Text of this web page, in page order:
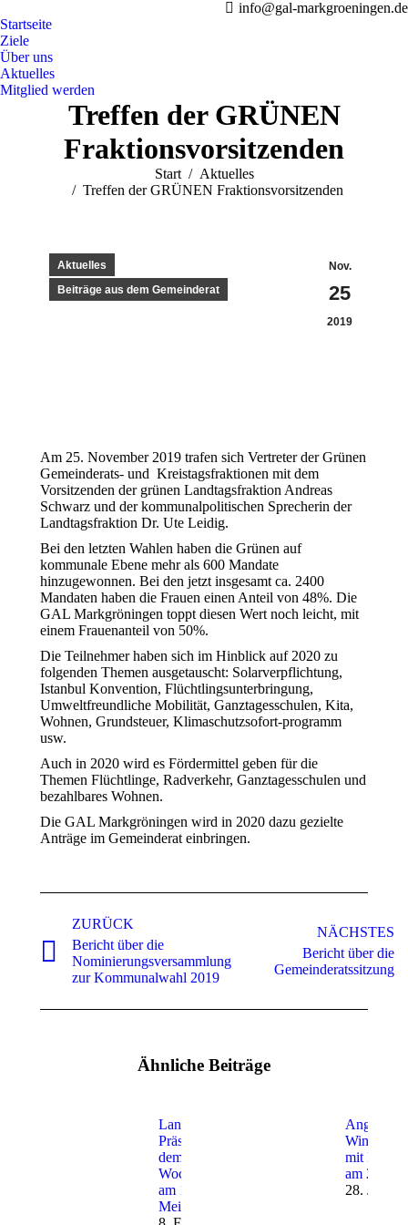
info@gal-markgroeningen.de
Startseite
Ziele
Über uns
Aktuelles
Mitglied werden
Treffen der GRÜNEN
Fraktionsvorsitzenden
Sie befinden sich hier:Start
Aktuelles
Treffen der GRÜNEN Fraktionsvorsitzenden
Nov.
25
2019
Aktuelles
Beiträge aus dem Gemeinderat
Am 25. November 2019 trafen sich Vertreter der Grünen
Gemeinderats- und Kreistagsfraktionen mit dem
Vorsitzenden der grünen Landtagsfraktion Andreas
Schwarz und der kommunalpolitischen Sprecherin der
Landtagsfraktion Dr. Ute Leidig.
Bei den letzten Wahlen haben die Grünen auf
kommunale Ebene mehr als 600 Mandate
hinzugewonnen. Bei den jetzt insgesamt ca. 2400
Mandaten haben die Frauen einen Anteil von 48%. Die
GAL Markgröningen toppt diesen Wert noch leicht, mit
einem Frauenanteil von 50%.
Die Teilnehmer haben sich im Hinblick auf 2020 zu
folgenden Themen ausgetauscht: Solarverpflichtung,
Istanbul Konvention, Flüchtlingsunterbringung,
Umweltfreundliche Mobilität, Ganztagesschulen, Kita,
Wohnen, Grundsteuer, Klimaschutzsofort-programm
usw.
Auch in 2020 wird es Fördermittel geben für die
Themen Flüchtlinge, Radverkehr, Ganztagesschulen und
bezahlbares Wohnen.
Die GAL Markgröningen wird in 2020 dazu gezielte
Anträge im Gemeinderat einbringen.
ZURÜCK
Vorheriger
Beitrag:
Bericht über die
Nominierungsversammlung
zur Kommunalwahl 2019
NÄCHSTES
Nächster
Beitrag:
Bericht über die
Gemeinderatssitzung
Ähnliche Beiträge
Landtagswahl:
Präsenz auf
dem
Wochenmarkt
am 14.2. mit
Meike Günter
mit Meike
am
28.